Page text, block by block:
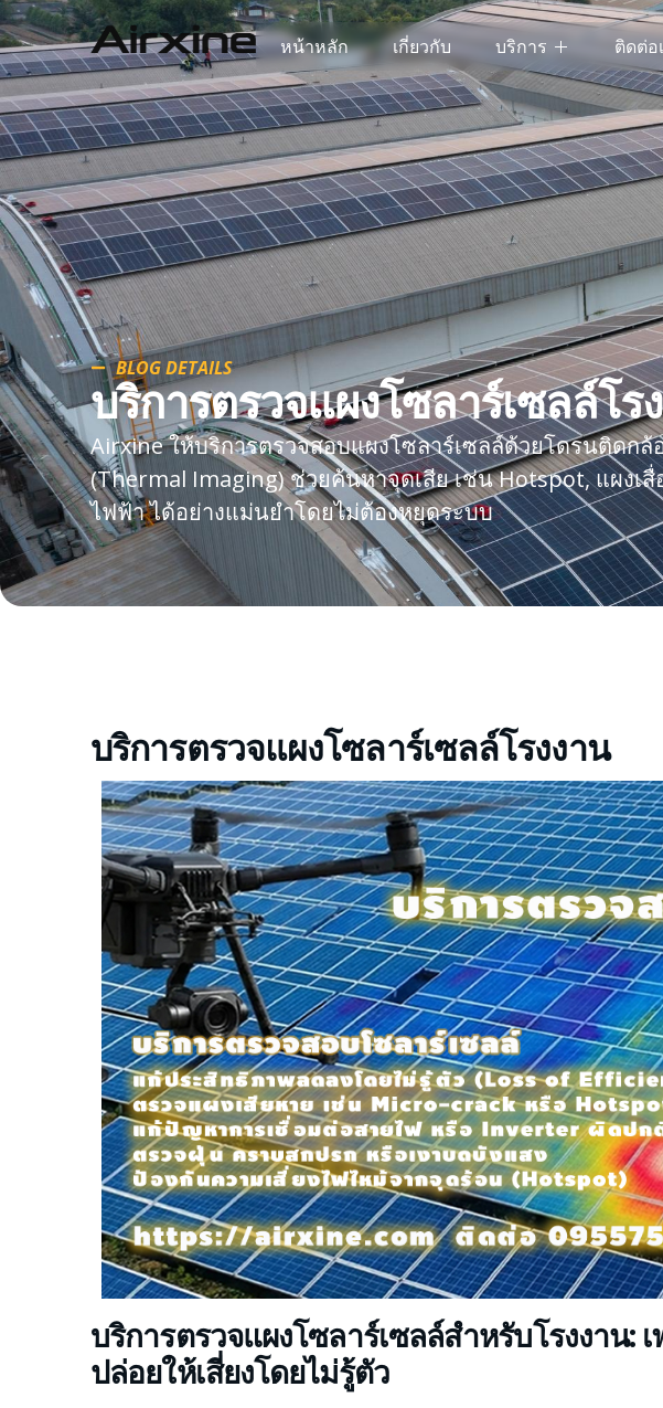
หน้าหลัก เกี่ยวกับ บริการ ติดต่อ
BLOG DETAILS
บริการตรวจแผงโซลาร์เซลล์โร
Airxine ให้บริการตรวจสอบแผงโซลาร์เซลล์ด้วยโดรนติดกล้
(Thermal Imaging) ช่วยค้นหาจุดเสีย เช่น Hotspot, แผงเ
ไฟฟ้า ได้อย่างแม่นยำโดยไม่ต้องหยุดระบบ
บริการตรวจแผงโซลาร์เซลล์โรงงาน
บริการตรวจแผงโซลาร์เซลล์สำหรับโรงงาน:
ปล่อยให้เสี่ยงโดยไม่รู้ตัว